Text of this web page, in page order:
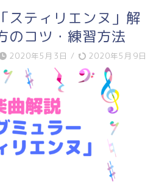
スティリエンヌ」解
のコツ・練習方法
2020年5月3日 / 2020年5月9日